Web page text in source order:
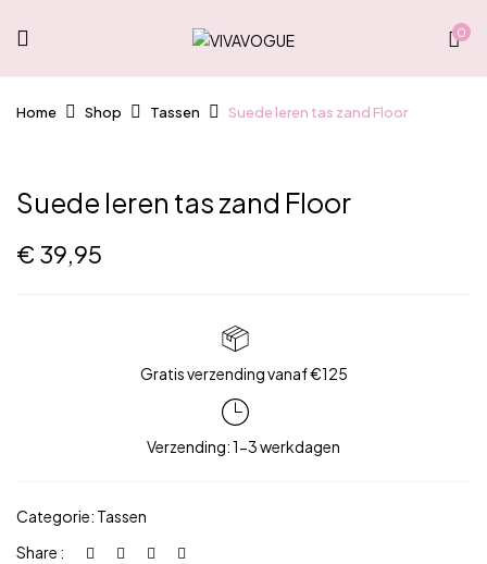
0
Home Shop Tassen Suede leren tas zand Floor
Suede leren tas zand Floor
€ 39,95
Gratis verzending vanaf €125
Verzending: 1-3 werkdagen
Categorie: Tassen
Share :